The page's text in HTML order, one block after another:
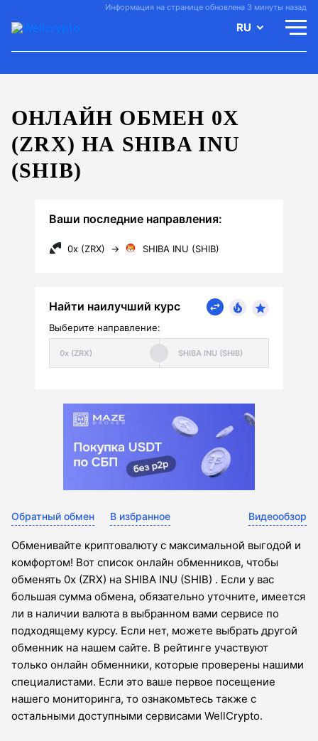
Информация на странице обновлена 3 минуты назад
RU
ОНЛАЙН ОБМЕН 0X
(ZRX) НА SHIBA INU
(SHIB)
Ваши последние направления:
0x (ZRX) → SHIBA INU (SHIB)
Найти наилучший курс
Выберите направление:
Обратный обмен В избранное Видеообзор
Обменивайте криптовалюту с максимальной выгодой и
комфортом! Вот список онлайн обменников, чтобы
обменять 0x (ZRX) на SHIBA INU (SHIB) . Если у вас
большая сумма обмена, обязательно уточните, имеется
ли в наличии валюта в выбранном вами сервисе по
подходящему курсу. Если нет, можете выбрать другой
обменник на нашем сайте. В рейтинге участвуют
только онлайн обменники, которые проверены нашими
специалистами. Если это ваше первое посещение
нашего мониторинга, то ознакомьтесь также с
остальными доступными сервисами WellCrypto.